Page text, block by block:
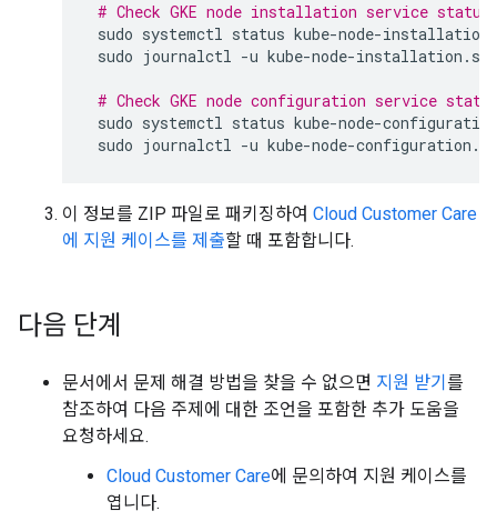
# Check GKE node installation service status
sudo systemctl status
sudo journalctl -u kube-node-
# Check GKE node configuration service
sudo systemctl status
sudo journalctl -u kube-node-
이 정보를 ZIP 파일로 패키징하여 Cloud Customer Care
에 지원 케이스를 제출할 때 포함합니다.
다음 단계
문서에서 문제 해결 방법을 찾을 수 없으면 지원 받기 를
참조하여 다음 주제에 대한 조언을 포함한 추가 도움을
요청하세요.
Cloud Customer Care에 문의하여 지원 케이스를
엽니다.